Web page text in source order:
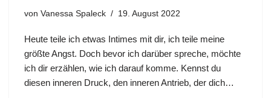
von Vanessa Spaleck 19. August 2022
Heute teile ich etwas Intimes mit dir, ich teile meine
größte Angst. Doch bevor ich darüber spreche, möchte
ich dir erzählen, wie ich darauf komme. Kennst du
diesen inneren Druck, den inneren Antrieb, der dich…